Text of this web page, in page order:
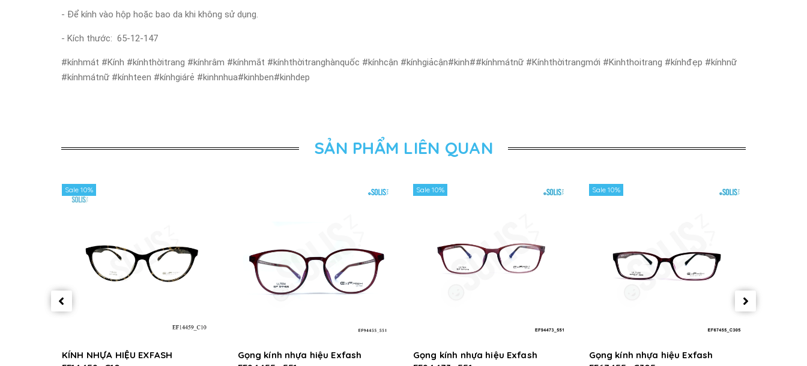
- Để kính vào hộp hoặc bao da khi không sử dụng.
- Kích thước: 65-12-147
#kínhmát #Kính #kínhthờitrang #kínhrâm #kínhmắt #kínhthờitranghànquốc #kínhcận #kínhgiảcận#kinh##kínhmátnữ #Kínhthờitrangmới #Kinhthoitrang #kínhđẹp #kínhnữ
#kínhmátnữ #kínhteen #kínhgiárẻ #kinhnhua#kinhben#kinhdep
SẢN PHẨM LIÊN QUAN
Sale 10%
KÍNH NHỰA HIỆU EXFASH
Gọng kính nhựa hiệu Exfash
Sale 10%
Gọng kính nhựa hiệu Exfash
Sale 10%
Gọng kính nhựa hiệu Exfash